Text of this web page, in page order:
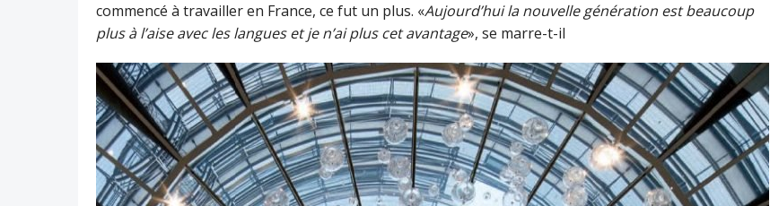
commencé à travailler en France, ce fut un plus. «Aujourd’hui la nouvelle génération est beaucoup
plus à l’aise avec les langues et je n’ai plus cet avantage», se marre-t-il